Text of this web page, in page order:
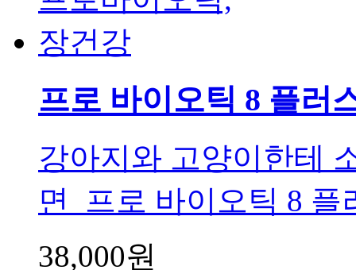
프로 바이오틱 8 플러
강아지와 고양이한테
면 프로 바이오틱 8
38,000원